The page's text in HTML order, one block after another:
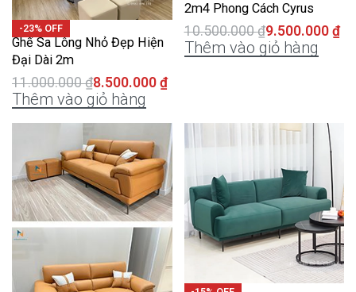
-23% OFF
Ghế Sa Lông Nhỏ Đẹp Hiện
Đại Dài 2m
11.000.000₫8.500.000 ₫
Thêm vào giỏ hàng
2m4 Phong Cách Cyrus
10.500.000₫9.500.000 ₫
Thêm vào giỏ hàng